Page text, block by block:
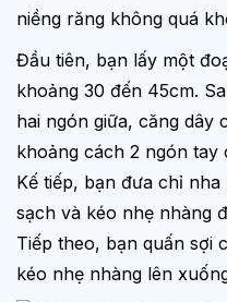
niềng răng không quá
Đầu tiên, bạn lấy một
khoảng 30 đến 45cm.
hai ngón giữa, căng dây
khoảng cách 2 ngón tay
Kế tiếp, bạn đưa chỉ
sạch và kéo nhẹ nhàng
Tiếp theo, bạn quấn sợi
kéo nhẹ nhàng lên